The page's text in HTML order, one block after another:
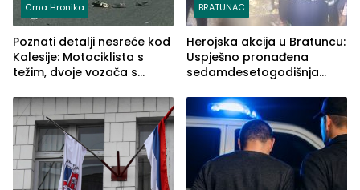
Crna Hronika
Poznati detalji nesreće kod
Kalesije: Motociklista s
težim, dvoje vozača s
BRATUNAC
Herojska akcija u Bratuncu:
Uspješno pronađena
sedamdesetogodišnja
Kravice.